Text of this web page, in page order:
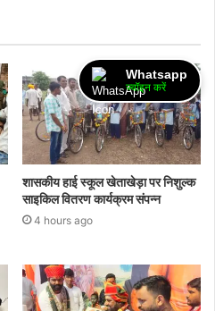
शासकीय हाई स्कूल खेताखेड़ा पर निशुल्क
साइकिल वितरण कार्यक्रम संपन्न
4 hours ago
Whatsapp
ज्वॉइन करें